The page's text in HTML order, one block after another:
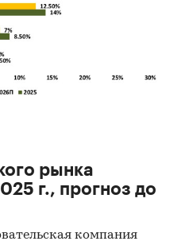
рынка
г., прогноз до
компания